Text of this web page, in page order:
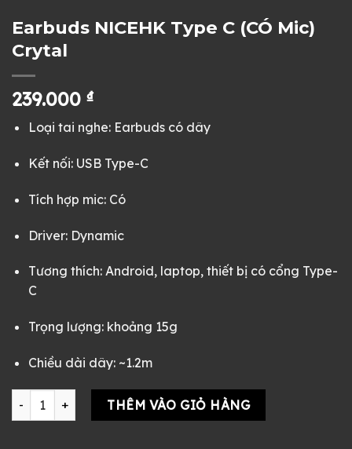
Earbuds NICEHK Type C (CÓ Mic)
Crytal
239.000 ₫
Loại tai nghe: Earbuds có dây
Kết nối: USB Type-C
Tích hợp mic: Có
Driver: Dynamic
Tương thích: Android, laptop, thiết bị có cổng Type-
C
Trọng lượng: khoảng 15g
Chiều dài dây: ~1.2m
Earbuds NICEHK Type C (CÓ Mic) Crytal số lượng
THÊM VÀO GIỎ HÀNG